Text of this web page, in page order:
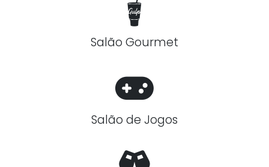
Salão Gourmet
Salão de Jogos